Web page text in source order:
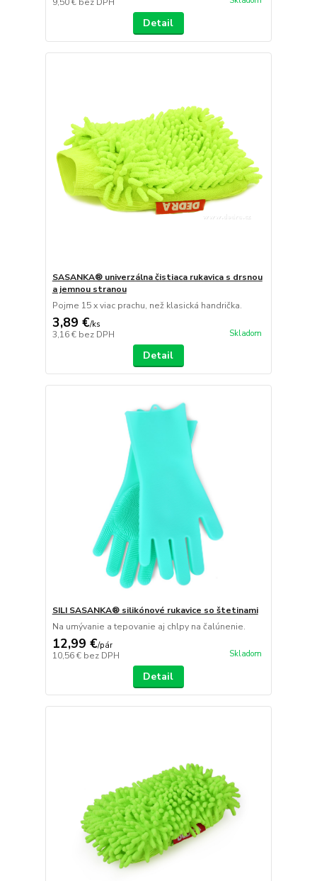
Detail
SASANKA® univerzálna čistiaca rukavica s drsnou
a jemnou stranou
Pojme 15 x viac prachu, než klasická handrička.
3,89 €/ks
3,16 € bez DPH Skladom
Detail
SILI SASANKA® silikónové rukavice so štetinami
Na umývanie a tepovanie aj chlpy na čalúnenie.
12,99 €/pár
10,56 € bez DPH Skladom
Detail